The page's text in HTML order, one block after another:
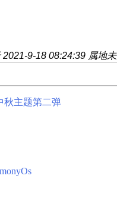
2021-9-18 08:24:39 属地